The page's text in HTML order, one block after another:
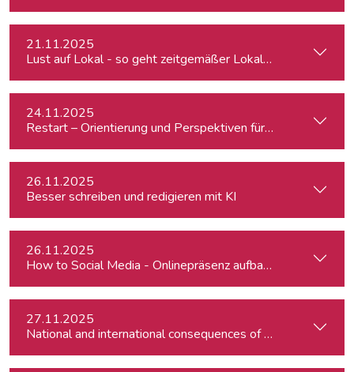
21.11.2025
Lust auf Lokal - so geht zeitgemäßer Lokaljournalismus
24.11.2025
Restart – Orientierung und Perspektiven für Medienprofis
26.11.2025
Besser schreiben und redigieren mit KI
26.11.2025
How to Social Media - Onlinepräsenz aufbauen & Beiträge
27.11.2025